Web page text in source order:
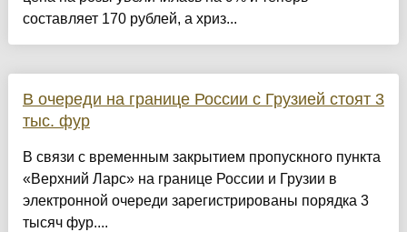
составляет 170 рублей, а хриз...
В очереди на границе России с Грузией стоят 3
тыс. фур
В связи с временным закрытием пропускного пункта
«Верхний Ларс» на границе России и Грузии в
электронной очереди зарегистрированы порядка 3
тысяч фур....